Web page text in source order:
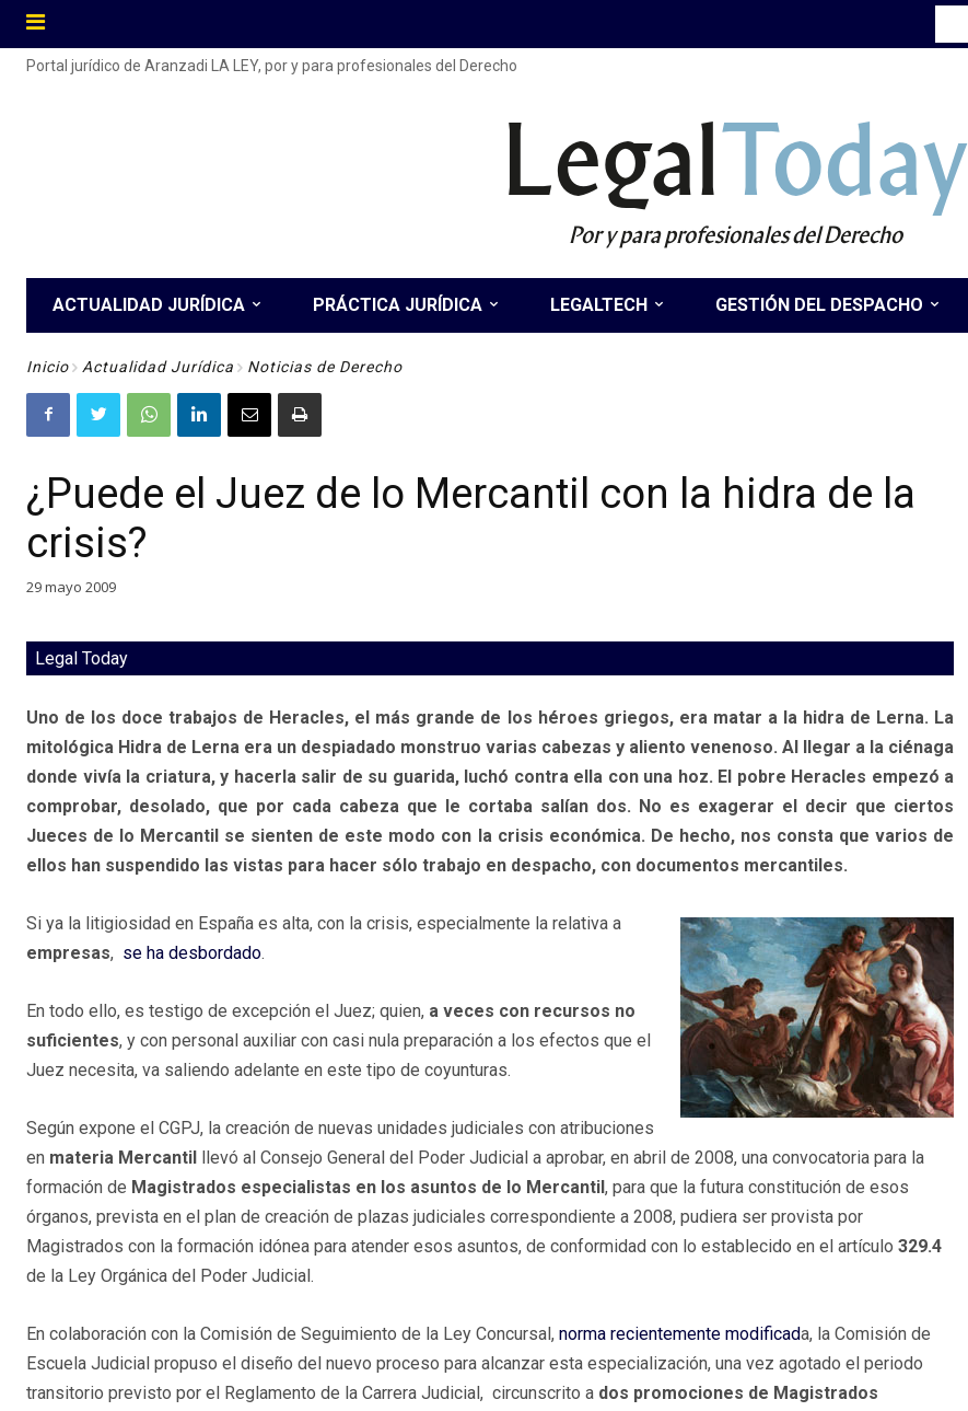
Portal jurídico de Aranzadi LA LEY, por y para profesionales del Derecho
LegalToday
Por y para profesionales del Derecho
ACTUALIDAD JURÍDICA PRÁCTICA JURÍDICA LEGALTECH GESTIÓN DEL DESPACHO
Inicio Actualidad Jurídica Noticias de Derecho
¿Puede el Juez de lo Mercantil con la hidra de la
crisis?
29 mayo 2009
Legal Today
Uno de los doce trabajos de Heracles, el más grande de los héroes griegos, era matar a la hidra de Lerna. La
mitológica Hidra de Lerna era un despiadado monstruo varias cabezas y aliento venenoso. Al llegar a la ciénaga
donde vivía la criatura, y hacerla salir de su guarida, luchó contra ella con una hoz. El pobre Heracles empezó a
comprobar, desolado, que por cada cabeza que le cortaba salían dos. No es exagerar el decir que ciertos
Jueces de lo Mercantil se sienten de este modo con la crisis económica. De hecho, nos consta que varios de
ellos han suspendido las vistas para hacer sólo trabajo en despacho, con documentos mercantiles.
Si ya la litigiosidad en España es alta, con la crisis, especialmente la relativa a
empresas, se ha desbordado.
En todo ello, es testigo de excepción el Juez; quien, a veces con recursos no
suficientes, y con personal auxiliar con casi nula preparación a los efectos que el
Juez necesita, va saliendo adelante en este tipo de coyunturas.
Según expone el CGPJ, la creación de nuevas unidades judiciales con atribuciones
en materia Mercantil
llevó al Consejo General del Poder Judicial a aprobar, en abril de 2008, una convocatoria para la
formación de Magistrados especialistas en los asuntos de lo Mercantil , para que la futura constitución de esos
órganos, prevista en el plan de creación de plazas judiciales correspondiente a 2008, pudiera ser provista por
Magistrados con la formación idónea para atender esos asuntos, de conformidad con lo establecido en el artículo 329.4
de la Ley Orgánica del Poder Judicial.
En colaboración con la Comisión de Seguimiento de la Ley Concursal, norma recientemente modificada, la Comisión de
Escuela Judicial propuso el diseño del nuevo proceso para alcanzar esta especialización, una vez agotado el periodo
transitorio previsto por el Reglamento de la Carrera Judicial, circunscrito a dos promociones de Magistrados